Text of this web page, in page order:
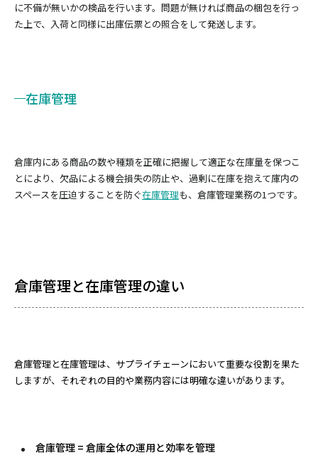
に不備が無いかの検品を行います。問題が無ければ商品の梱包を行っ
た上で、入荷と同様に出庫伝票との照合をして発送します。
在庫管理
倉庫内にある商品の数や種類を正確に把握して適正な在庫量を保つこ
とにより、欠品による機会損失の防止や、過剰に在庫を抱えて庫内の
スペースを圧迫することを防ぐ在庫管理も、倉庫管理業務の1つです。
倉庫管理と在庫管理の違い
倉庫管理と在庫管理は、サプライチェーンにおいて重要な役割を果た
しますが、それぞれの目的や業務内容には明確な違いがあります。
倉庫管理 = 倉庫全体の運用と効率を管理